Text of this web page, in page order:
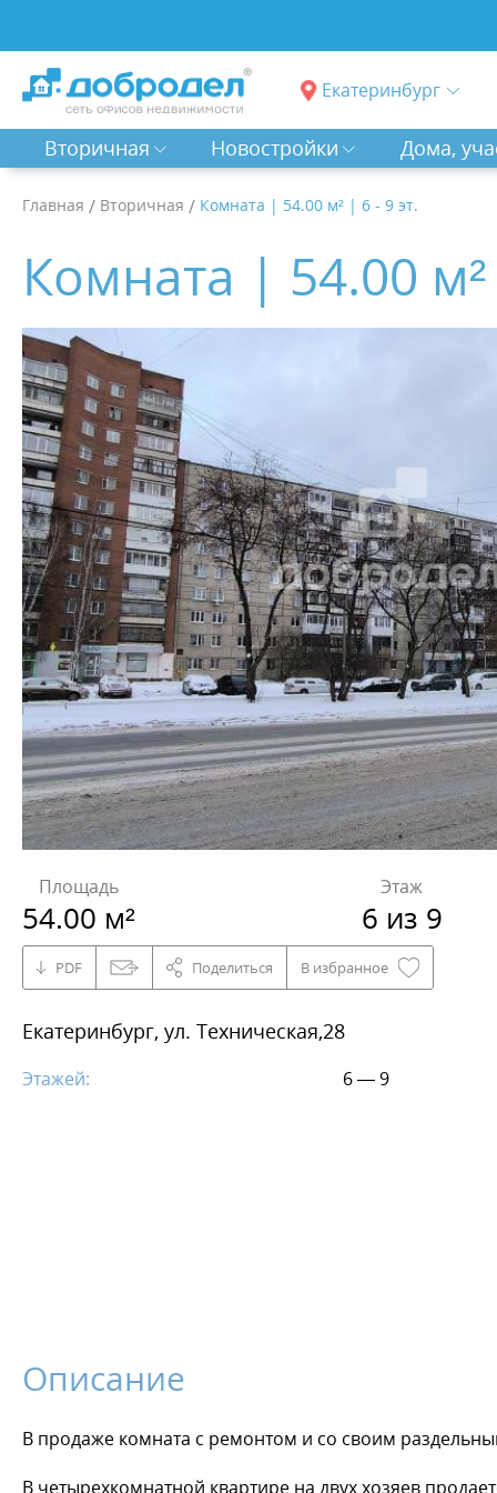
Екатеринбург
Вторичная Новостройки Дома,
Главная / Вторичная / Комната | 54.00 м² | 6 - 9 эт.
Комната | 54.00 м²
Площадь
54.00 м²
Этаж
6 из 9
PDF Поделиться В избранное
Екатеринбург, ул. Техническая,28
Этажей: 6 — 9
Описание
В продаже комната с ремонтом и со своим
В четырехкомнатной квартире на двух хозяев